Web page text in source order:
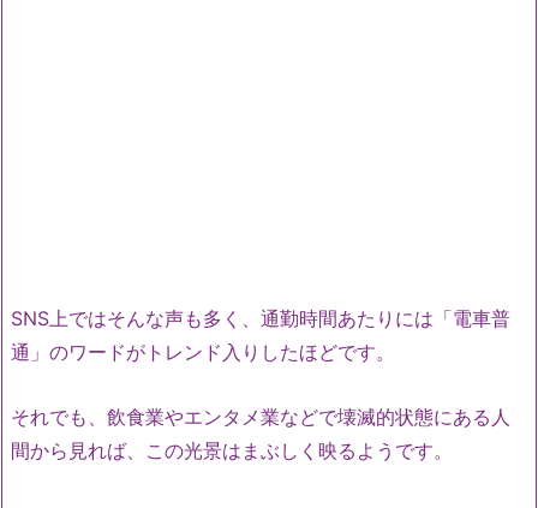
SNS上ではそんな声も多く、通勤時間あたりには「電車普
通」のワードがトレンド入りしたほどです。
それでも、飲食業やエンタメ業などで壊滅的状態にある人
間から見れば、この光景はまぶしく映るようです。